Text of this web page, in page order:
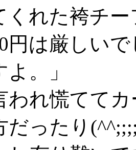
くれた袴チ
円は厳しい
。」
われ慌てて
だったり